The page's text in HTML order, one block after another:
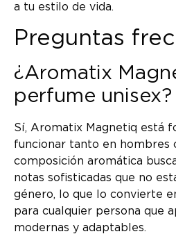
a tu estilo de vida.
Preguntas
¿Aromatix
perfume unisex?
Sí, Aromatix Magnetiq está
funcionar tanto en hombres
composición aromática
notas sofisticadas que no
género, lo que lo convierte
para cualquier persona que
modernas y adaptables.